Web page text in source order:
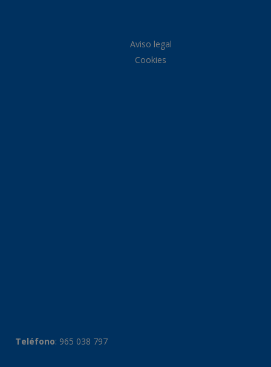
Aviso legal
Cookies
Teléfono: 965 038 797